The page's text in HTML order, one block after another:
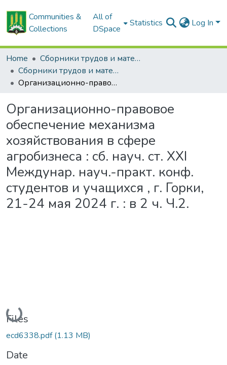
Communities &
Collections
All of
DSpace
Statistics Log In
Home
Сборники трудов и материалов конференций
Сборники трудов и материалы конференций студентов
Организационно-правовое обеспечение механизма хозяйствования в сфере агробизнеса : сб. науч. ст. XХI Междунар. науч.-практ. конф. студентов и учащихся , г. Горки, 21-24 мая 2024 г. : в 2 ч. Ч.2.
Организационно-правовое
обеспечение механизма
хозяйствования в сфере
агробизнеса : сб. науч. ст. XХI
Междунар. науч.-практ. конф.
студентов и учащихся , г. Горки,
21-24 мая 2024 г. : в 2 ч. Ч.2.
Loading...
Files
ecd6338.pdf(1.13 MB)
Date